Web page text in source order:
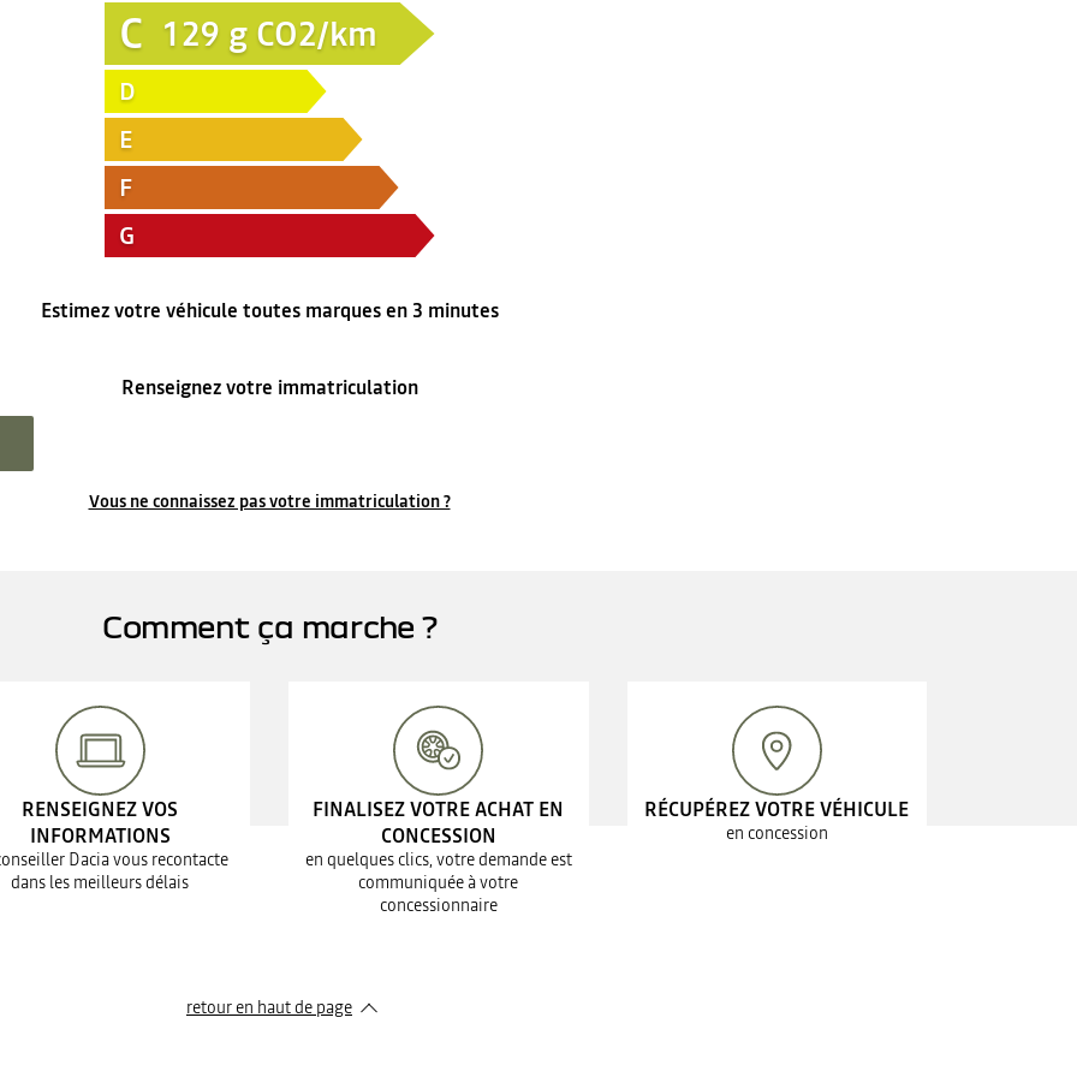
C 129 g CO2/km
D
E
F
G
Estimez votre véhicule toutes marques en 3 minutes
Renseignez votre immatriculation
Vous ne connaissez pas votre immatriculation ?
Comment ça marche ?
RENSEIGNEZ VOS
INFORMATIONS
Dacia vous recontacte
dans les meilleurs délais
FINALISEZ VOTRE ACHAT EN
CONCESSION
en quelques clics, votre demande est
communiquée à votre
concessionnaire
RÉCUPÉREZ VOTRE VÉHICULE
en concession
retour en haut de page​